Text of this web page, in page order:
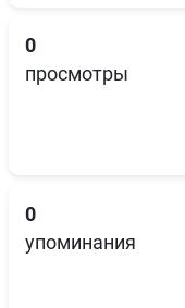
0
просмотры
0
упоминания